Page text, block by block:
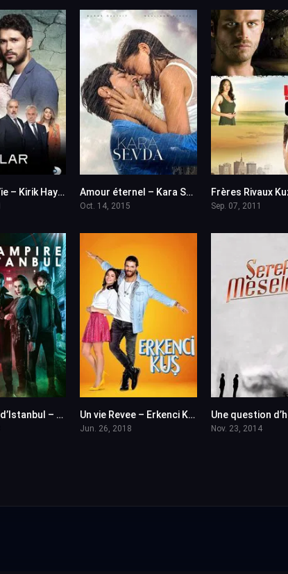
5.5Eclats de Vie – Kirik Hayatlar en VF (Voix Francaise) 7.8
Amour éternel – Kara Sevda en VF (Voix Francaise)
Oct. 14, 2015 Sep. 07, 2011
5.8Le vampire d’Istanbul – Yasamayanlar en VF (Voix Francaise) 7.9Un vie Revee – Erkenci Kus en VF (Voix Francaise)
Jun. 26, 2018 Nov. 23, 2014